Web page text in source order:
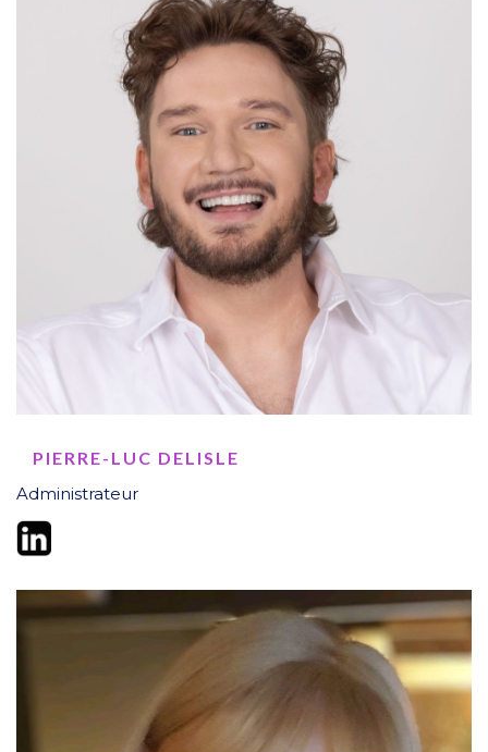
PIERRE-LUC DELISLE
Administrateur